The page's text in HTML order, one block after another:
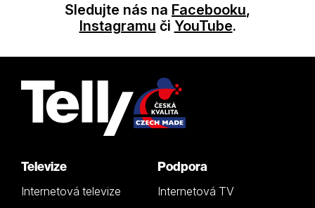
Sledujte nás na Facebooku,
Instagramu či YouTube.
Televize
Internetová televize
Podpora
Internetová TV